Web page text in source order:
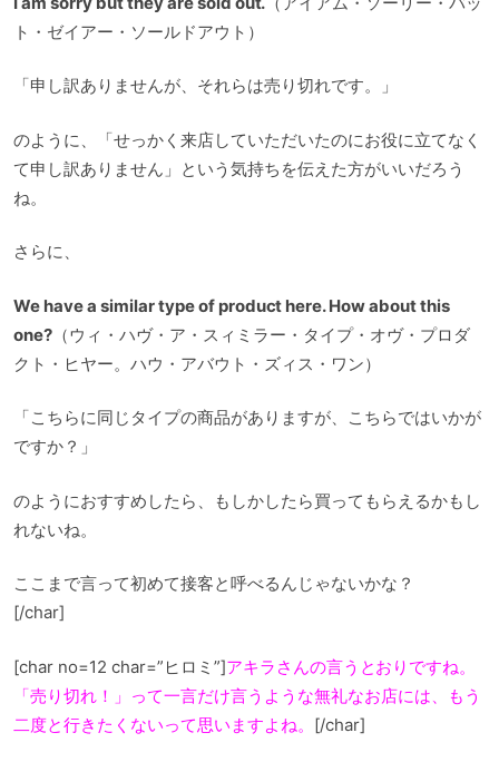
ト・ゼイアー・ソールドアウト）
「申し訳ありませんが、それらは売り切れです。」
のように、「せっかく来店していただいたのにお役に立てなく
て申し訳ありません」という気持ちを伝えた方がいいだろう
ね。
さらに、
We have a similar type of product here. How about this
one?（ウィ・ハヴ・ア・スィミラー・タイプ・オヴ・プロダ
クト・ヒヤー。ハウ・アバウト・ズィス・ワン）
「こちらに同じタイプの商品がありますが、こちらではいかが
ですか？」
のようにおすすめしたら、もしかしたら買ってもらえるかもし
れないね。
ここまで言って初めて接客と呼べるんじゃないかな？
[/char]
[char no=12 char=”ヒロミ”]アキラさんの言うとおりですね。
「売り切れ！」って一言だけ言うような無礼なお店には、もう
二度と行きたくないって思いますよね。 [/char]